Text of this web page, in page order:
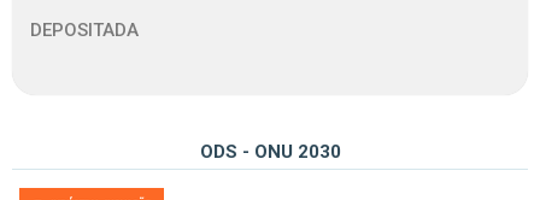
DEPOSITADA
ODS - ONU 2030